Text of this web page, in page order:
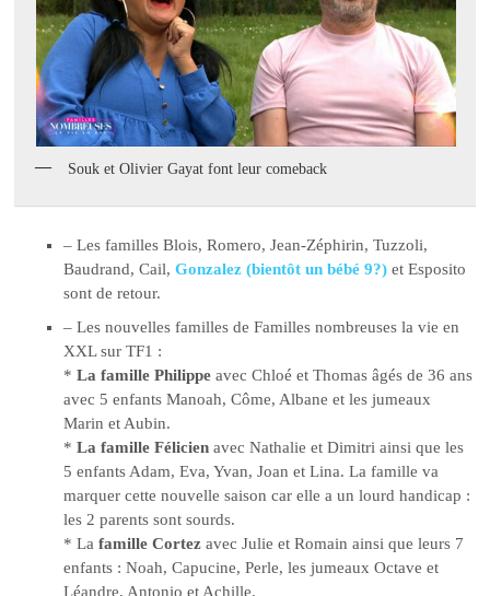
Souk et Olivier Gayat font leur comeback
– Les familles Blois, Romero, Jean-Zéphirin, Tuzzoli,
Baudrand, Cail,Gonzalez (bientôt un bébé 9?) et Esposito
sont de retour.
– Les nouvelles familles de Familles nombreuses la vie en
XXL sur TF1 :
*La famille Philippe avec Chloé et Thomas âgés de 36 ans
avec 5 enfants Manoah, Côme, Albane et les jumeaux
Marin et Aubin.
*La famille Félicienavec Nathalie et Dimitri ainsi que les
5 enfants Adam, Eva, Yvan, Joan et Lina. La famille va
marquer cette nouvelle saison car elle a un lourd handicap :
les 2 parents sont sourds.
* Lafamille Cortez avec Julie et Romain ainsi que leurs 7
enfants : Noah, Capucine, Perle, les jumeaux Octave et
Léandre, Antonio et Achille.